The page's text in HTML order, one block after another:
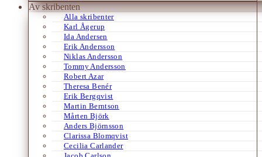
Av skribenten
Alla skribenter
Karl Ågerup
Ida Andersen
Erik Andersson
Niklas Andersson
Tommy Andersson
Robert Azar
Theresa Benér
Erik Bergqvist
Martin Berntson
Mårten Björk
Anders Björnsson
Clarissa Blomqvist
Cecilia Carlander